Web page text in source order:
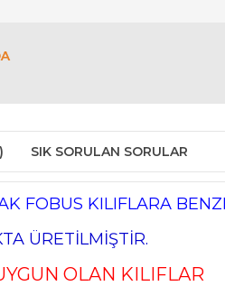
SIK SORULAN SORULAR
FOBUS KILIFLARA
ÜRETİLMİŞTİR.
OLAN KILIFLAR